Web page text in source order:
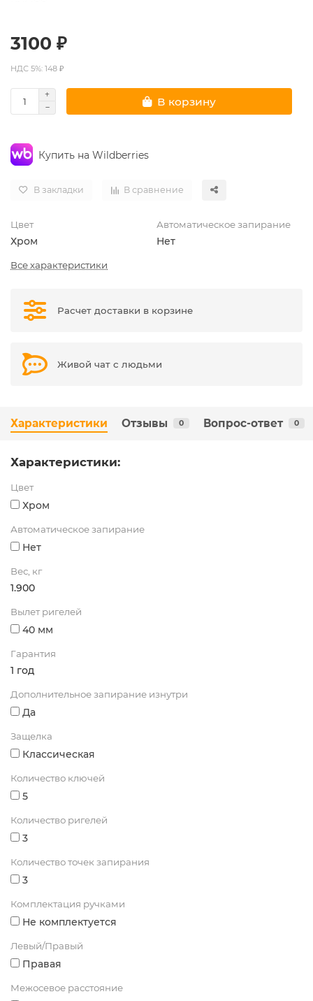
3100 ₽
НДС 5%: 148 ₽
В корзину
Купить на Wildberries
В закладки В сравнение
Цвет
Хром
Автоматическое запирание
Нет
Все характеристики
Расчет доставки в корзине
Живой чат с людьми
Характеристики Отзывы 0 Вопрос-ответ 0
Характеристики:
Цвет
Хром
Автоматическое запирание
Нет
Вес, кг
1.900
Вылет ригелей
40 мм
Гарантия
1 год
Дополнительное запирание изнутри
Да
Защелка
Классическая
Количество ключей
5
Количество ригелей
3
Количество точек запирания
3
Комплектация ручками
Не комплектуется
Левый/Правый
Правая
Межосевое расстояние